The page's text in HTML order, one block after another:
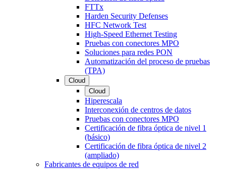
FTTx
Harden Security Defenses
HFC Network Test
High-Speed Ethernet Testing
Pruebas con conectores MPO
Soluciones para redes PON
Automatización del proceso de pruebas
(TPA)
Cloud
Cloud
Hiperescala
Interconexión de centros de datos
Pruebas con conectores MPO
Certificación de fibra óptica de nivel 1
(básico)
Certificación de fibra óptica de nivel 2
(ampliado)
Fabricantes de equipos de red